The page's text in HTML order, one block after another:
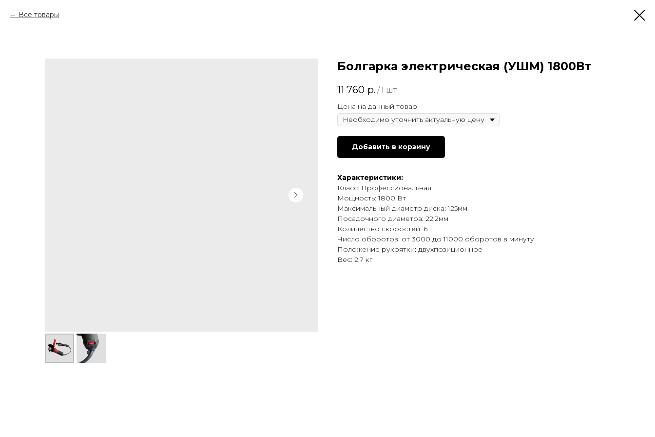
Все товары
Болгарка электрическая (УШМ) 1800Вт
11 760 р. /1 шт
Цена на данный товар
Добавить в корзину
Характеристики:
Класс: Профессиональная
Мощность: 1800 Вт
Максимальный диаметр диска: 125мм
Посадочного диаметра: 22,2мм
Количество скоростей: 6
Число оборотов: от 3000 до 11000 оборотов в минуту
Положение рукоятки: двухпозиционное
Вес: 2,7 кг